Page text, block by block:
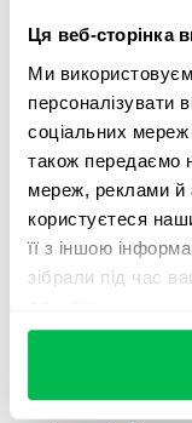
Ця веб-сторінка
Ми
персоналізувати
соціальних
також передаємо
мереж, реклами й
користуєтеся
її з іншою
зібрали під час
Про
Pracuj Ventures–
інноваційний
регіоні
на інвестуванні в
масштабованих
u.ventures–